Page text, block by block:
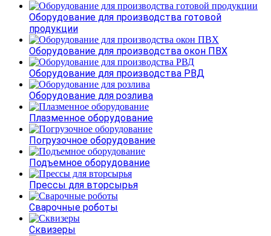
Оборудование для производства готовой
продукции
Оборудование для производства окон ПВХ
Оборудование для производства РВД
Оборудование для розлива
Плазменное оборудование
Погрузочное оборудование
Подъемное оборудование
Прессы для вторсырья
Сварочные роботы
Сквизеры